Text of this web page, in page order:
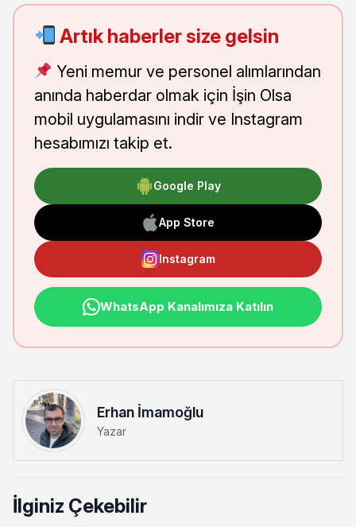
Artık haberler size gelsin
Yeni memur ve personel alımlarından
anında haberdar olmak için İşin Olsa
mobil uygulamasını indir ve Instagram
hesabımızı takip et.
Google Play
App Store
Instagram
WhatsApp Kanalımıza Katılın
Erhan İmamoğlu
Yazar
İlginiz Çekebilir